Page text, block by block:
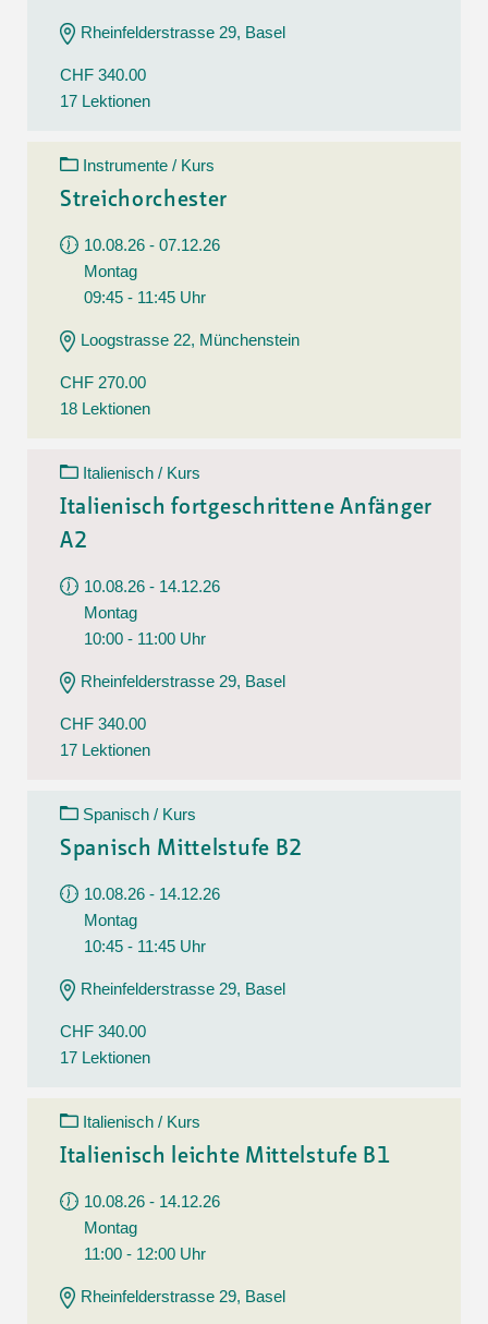
Rheinfelderstrasse 29, Basel
CHF 340.00
17 Lektionen
Instrumente / Kurs
Streichorchester
10.08.26 - 07.12.26
Montag
09:45 - 11:45 Uhr
Loogstrasse 22, Münchenstein
CHF 270.00
18 Lektionen
Italienisch / Kurs
Italienisch fortgeschrittene Anfänger
A2
10.08.26 - 14.12.26
Montag
10:00 - 11:00 Uhr
Rheinfelderstrasse 29, Basel
CHF 340.00
17 Lektionen
Spanisch / Kurs
Spanisch Mittelstufe B2
10.08.26 - 14.12.26
Montag
10:45 - 11:45 Uhr
Rheinfelderstrasse 29, Basel
CHF 340.00
17 Lektionen
Italienisch / Kurs
Italienisch leichte Mittelstufe B1
10.08.26 - 14.12.26
Montag
11:00 - 12:00 Uhr
Rheinfelderstrasse 29, Basel